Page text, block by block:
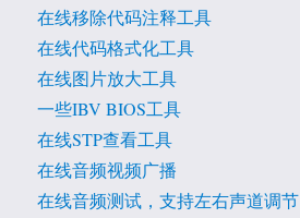
在线移除代码注释工具
在线代码格式化工具
在线图片放大工具
一些IBV BIOS工具
在线STP查看工具
在线音频视频广播
在线音频测试，支持左右声道调节